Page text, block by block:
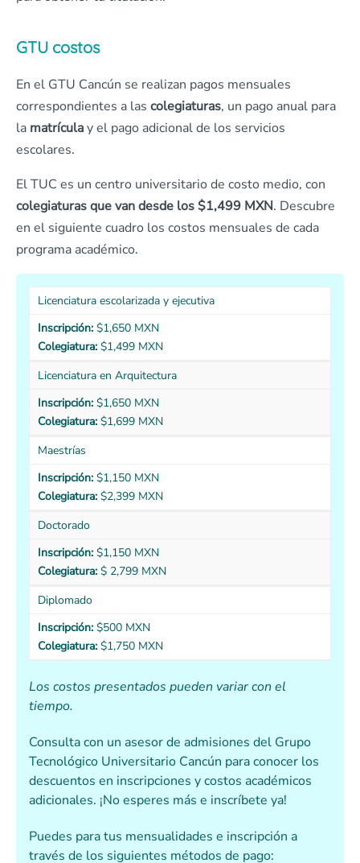
GTU costos
En el GTU Cancún se realizan pagos mensuales
correspondientes a las colegiaturas, un pago anual para
la matrículay el pago adicional de los servicios
escolares.
El TUC es un centro universitario de costo medio, con
colegiaturas que van desde los $1,499 MXN. Descubre
en el siguiente cuadro los costos mensuales de cada
programa académico.
Licenciatura escolarizada y ejecutiva
Inscripción: $1,650 MXN
Colegiatura: $1,499 MXN
Licenciatura en Arquitectura
Inscripción: $1,650 MXN
Colegiatura: $1,699 MXN
Maestrías
Inscripción: $1,150 MXN
Colegiatura: $2,399 MXN
Doctorado
Inscripción: $1,150 MXN
Colegiatura: $ 2,799 MXN
Diplomado
Inscripción: $500 MXN
Colegiatura: $1,750 MXN
Los costos presentados pueden variar con el
tiempo.
Consulta con un asesor de admisiones del Grupo
Tecnológico Universitario Cancún para conocer los
descuentos en inscripciones y costos académicos
adicionales. ¡No esperes más e inscríbete ya!
Puedes para tus mensualidades e inscripción a
través de los siguientes métodos de pago: